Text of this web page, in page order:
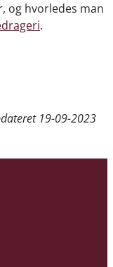
og hvorledes man
.
19-09-2023